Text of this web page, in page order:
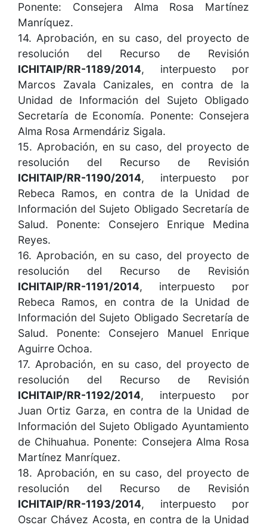
Ponente: Consejera Alma Rosa Martínez
Manríquez.
14. Aprobación, en su caso, del proyecto de
resolución del Recurso de Revisión
ICHITAIP/RR-1189/2014, interpuesto por
Marcos Zavala Canizales, en contra de la
Unidad de Información del Sujeto Obligado
Secretaría de Economía. Ponente: Consejera
Alma Rosa Armendáriz Sigala.
15. Aprobación, en su caso, del proyecto de
resolución del Recurso de Revisión
ICHITAIP/RR-1190/2014, interpuesto por
Rebeca Ramos, en contra de la Unidad de
Información del Sujeto Obligado Secretaría de
Salud. Ponente: Consejero Enrique Medina
Reyes.
16. Aprobación, en su caso, del proyecto de
resolución del Recurso de Revisión
ICHITAIP/RR-1191/2014, interpuesto por
Rebeca Ramos, en contra de la Unidad de
Información del Sujeto Obligado Secretaría de
Salud. Ponente: Consejero Manuel Enrique
Aguirre Ochoa.
17. Aprobación, en su caso, del proyecto de
resolución del Recurso de Revisión
ICHITAIP/RR-1192/2014, interpuesto por
Juan Ortiz Garza, en contra de la Unidad de
Información del Sujeto Obligado Ayuntamiento
de Chihuahua. Ponente: Consejera Alma Rosa
Martínez Manríquez.
18. Aprobación, en su caso, del proyecto de
resolución del Recurso de Revisión
ICHITAIP/RR-1193/2014, interpuesto por
Oscar Chávez Acosta, en contra de la Unidad